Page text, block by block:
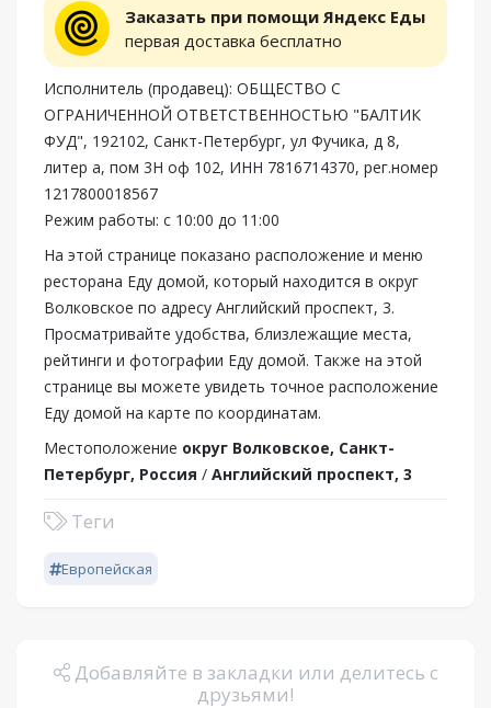
Заказать при помощи Яндекс Еды
первая доставка бесплатно
Исполнитель (продавец): ОБЩЕСТВО С
ОГРАНИЧЕННОЙ ОТВЕТСТВЕННОСТЬЮ "БАЛТИК
ФУД", 192102, Санкт-Петербург, ул Фучика, д 8,
литер а, пом 3Н оф 102, ИНН 7816714370, рег.номер
1217800018567
Режим работы: с 10:00 до 11:00
На этой странице показано расположение и меню
ресторана Еду домой, который находится в округ
Волковское по адресу Английский проспект, 3.
Просматривайте удобства, близлежащие места,
рейтинги и фотографии Еду домой. Также на этой
странице вы можете увидеть точное расположение
Еду домой на карте по координатам.
Местоположение округ Волковское, Санкт-
Петербург, Россия / Английский проспект, 3
Теги
Европейская
Добавляйте в закладки или делитесь с
друзьями!